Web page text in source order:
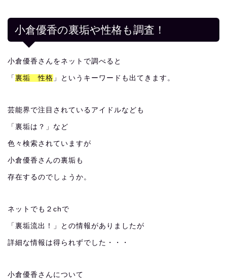
小倉優香の裏垢や性格も調査！
小倉優香さんをネットで調べると
「 裏垢 性格 」というキーワードも出てきます。
芸能界で注目されているアイドルなども
「裏垢は？」など
色々検索されていますが
小倉優香さんの裏垢も
存在するのでしょうか。
ネットでも２chで
「裏垢流出！」との情報がありましたが
詳細な情報は得られずでした・・・
小倉優香さんについて